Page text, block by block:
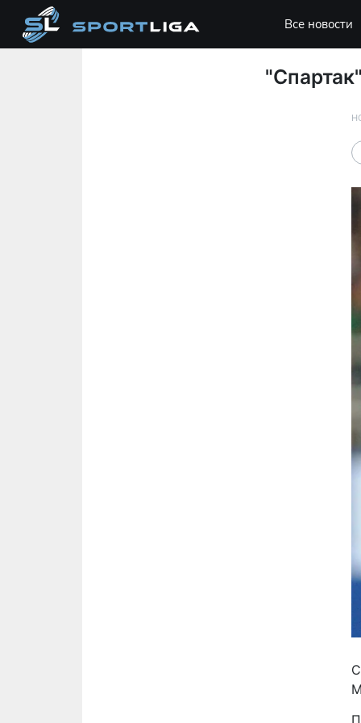
Все новости